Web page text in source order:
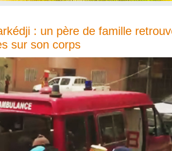
: un père de famille
sur son corps